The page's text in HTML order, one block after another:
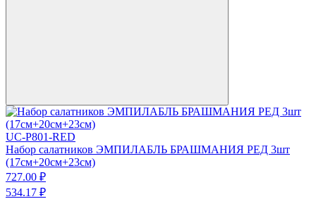
UC-P801-RED
Набор салатников ЭМПИЛАБЛЬ БРАШМАНИЯ РЕД 3шт
(17см+20см+23см)
727.00 ₽
534.17 ₽